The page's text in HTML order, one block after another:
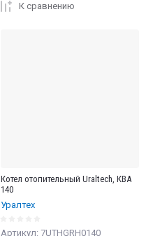
К сравнению
Котел отопительный Uraltech, КВА
140
Уралтех
Артикул: 7UTHGRH0140